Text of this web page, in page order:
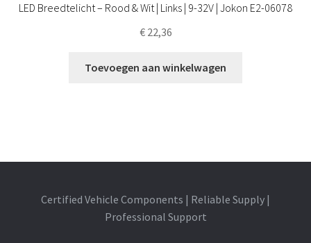
LED Breedtelicht – Rood & Wit | Links | 9-32V | Jokon E2-06078
€22,36
Toevoegen aan winkelwagen
Certified Vehicle Components | Reliable Supply |
Professional Support